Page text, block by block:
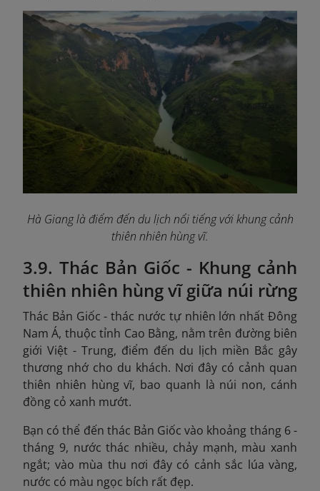
Hà Giang là điểm đến du lịch nổi tiếng với khung cảnh
thiên nhiên hùng vĩ.
3.9. Thác Bản Giốc - Khung cảnh
thiên nhiên hùng vĩ giữa núi rừng
Thác Bản Giốc - thác nước tự nhiên lớn nhất Đông
Nam Á, thuộc tỉnh Cao Bằng, nằm trên đường biên
giới Việt - Trung, điểm đến du lịch miền Bắc gây
thương nhớ cho du khách. Nơi đây có cảnh quan
thiên nhiên hùng vĩ, bao quanh là núi non, cánh
đồng cỏ xanh mướt.
Bạn có thể đến thác Bản Giốc vào khoảng tháng 6 -
tháng 9, nước thác nhiều, chảy mạnh, màu xanh
ngắt; vào mùa thu nơi đây có cảnh sắc lúa vàng,
nước có màu ngọc bích rất đẹp.